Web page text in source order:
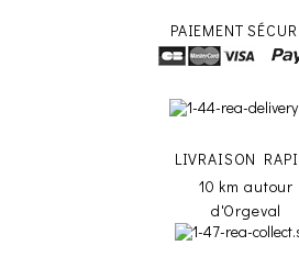
PAIEMENT
LIVRAISON
10 km autour
d'Orgeval